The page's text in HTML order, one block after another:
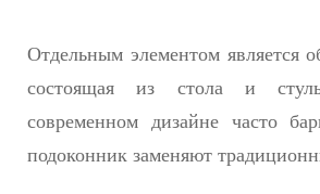
Отдельным элементом является
состоящая из стола и
современном дизайне часто
подоконник заменяют